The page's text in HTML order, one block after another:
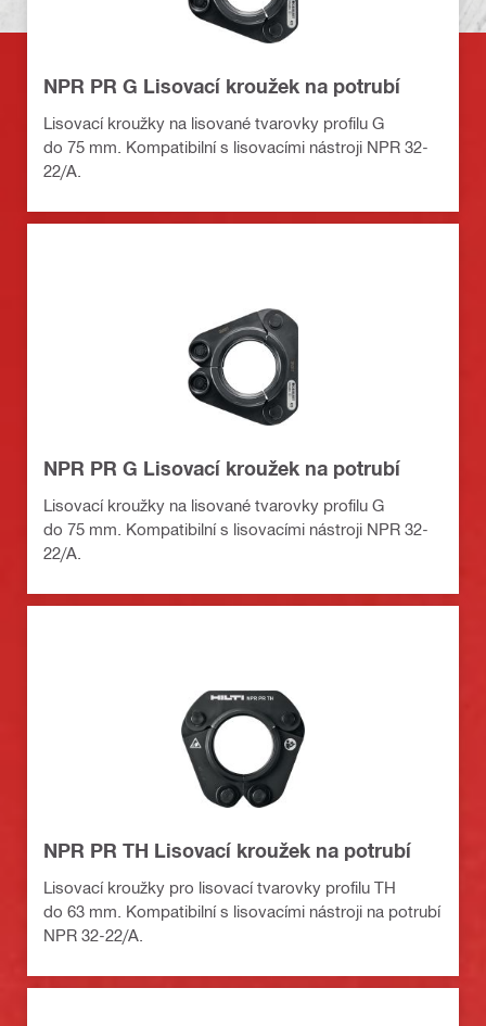
NPR PR G Lisovací kroužek na potrubí
Lisovací kroužky na lisované tvarovky profilu G
do 75 mm. Kompatibilní s lisovacími nástroji NPR 32-
22/A.
NPR PR G Lisovací kroužek na potrubí
Lisovací kroužky na lisované tvarovky profilu G
do 75 mm. Kompatibilní s lisovacími nástroji NPR 32-
22/A.
NPR PR TH Lisovací kroužek na potrubí
Lisovací kroužky pro lisovací tvarovky profilu TH
do 63 mm. Kompatibilní s lisovacími nástroji na potrubí
NPR 32-22/A.